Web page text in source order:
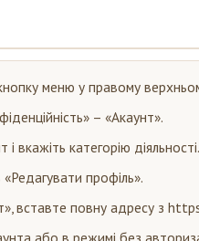
меню у правому
– «Акаунт».
вкажіть категорію діяльності.
профіль».
вставте повну адресу з
або в режимі без